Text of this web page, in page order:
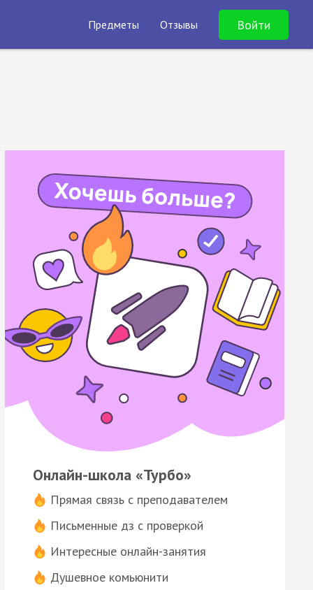
Предметы Отзывы Войти
Онлайн-школа «Турбо»
Прямая связь с преподавателем
Письменные дз с проверкой
Интересные онлайн-занятия
Душевное комьюнити